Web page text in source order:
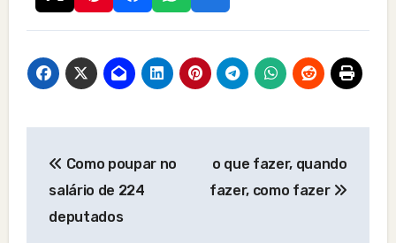
navigation
Como poupar no
salário de 224
deputados
o que fazer, quando
fazer, como fazer